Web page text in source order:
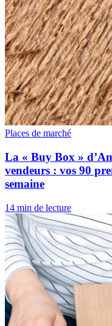
Places de marché
La « Buy Box »
vendeurs : vos 90
semaine
14 min de lecture